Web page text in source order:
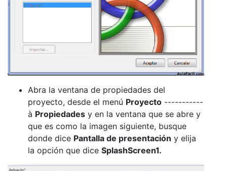
Abra la ventana de propiedades del
proyecto, desde el menú Proyecto -----------
à Propiedades y en la ventana que se abre y
que es como la imagen siguiente, busque
donde dice Pantalla de presentación y elija
la opción que dice SplashScreen1.